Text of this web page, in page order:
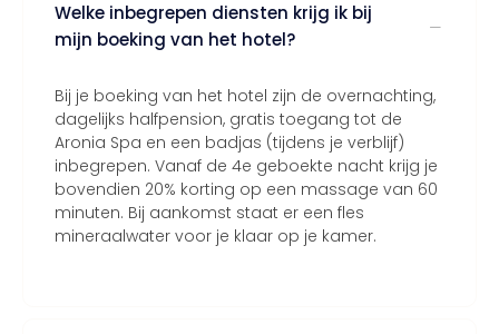
Welke inbegrepen diensten krijg ik bij
mijn boeking van het hotel?
Bij je boeking van het hotel zijn de overnachting,
dagelijks halfpension, gratis toegang tot de
Aronia Spa en een badjas (tijdens je verblijf)
inbegrepen. Vanaf de 4e geboekte nacht krijg je
bovendien 20% korting op een massage van 60
minuten. Bij aankomst staat er een fles
mineraalwater voor je klaar op je kamer.